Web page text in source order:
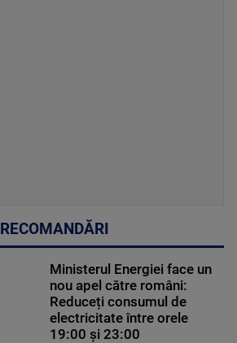
RECOMANDĂRI
Ministerul Energiei face un
nou apel către români:
Reduceți consumul de
electricitate între orele
19:00 și 23:00